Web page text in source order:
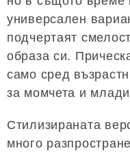
универсален
подчертаят
образа си.
само сред
за момчета и
Стилизираната
много